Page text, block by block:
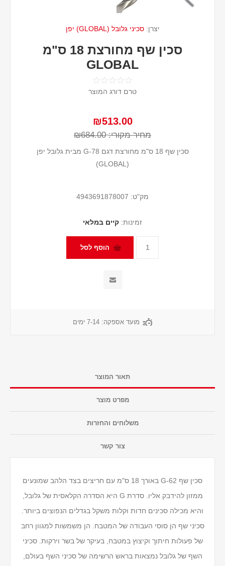
יצרן: סכיני גלובל (GLOBAL) יפן
סכין שף מחורצת 18 ס"מ
GLOBAL
טרם דורג המוצר
₪513.00
מחיר מקורי: ₪684.00
סכין שף 18 ס"מ מחורצת דגם G-78 מבית גלובל יפן
(GLOBAL)
מק"ט: 4943691878007
זמינות: קיים במלאי
מועד אספקה: 7-14 ימים
תאור המוצר
מפרט מוצר
משלוחים והחזרות
צור קשר
סכין שף G-62 באורך 18 ס"מ עם חריצים בצד הלהב שמונעים
ממזון להידבק אליו. סדרת G היא הסדרה הקלאסית של גלובל,
והיא מכילה סכינים חדות וקלות משקל בגדלים הנפוצים ביותר.
סכיני שף הן סוסי העבודה של המטבח. הן משמשות למגוון רחב
של פעולות חיתוך וקיצוץ במטבח, בעיקר של בשר וירקות. סכיני
השף של גלובל נמצאות בראש הרשימה של סכיני השף בעולם,